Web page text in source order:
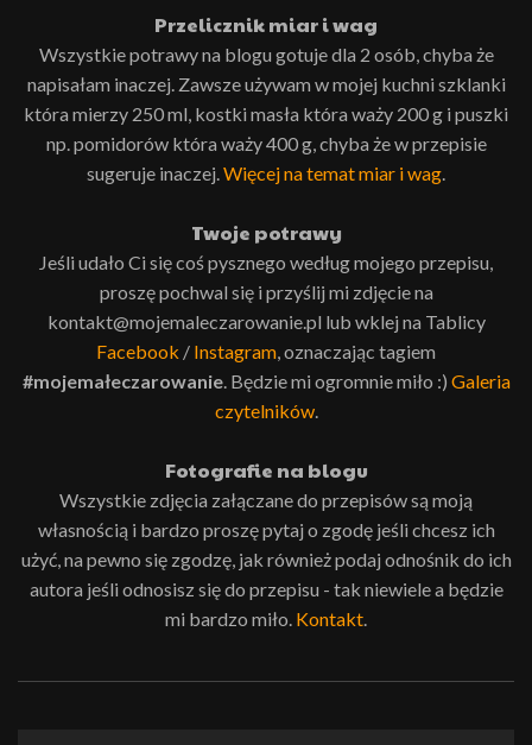
Przelicznik miar i wag
Wszystkie potrawy na blogu gotuje dla 2 osób, chyba że
napisałam inaczej. Zawsze używam w mojej kuchni szklanki
która mierzy 250 ml, kostki masła która waży 200 g i puszki
np. pomidorów która waży 400 g, chyba że w przepisie
sugeruje inaczej. Więcej na temat miar i wag
Twoje potrawy
Jeśli udało Ci się coś pysznego według mojego przepisu,
proszę pochwal się i przyślij mi zdjęcie na
kontakt@mojemaleczarowanie.pl lub wklej na Tablicy
Facebook / Instagram , oznaczając tagiem
#mojemałeczarowanie. Będzie mi ogromnie miło :) Galeria
czytelników.
Fotografie na blogu
Wszystkie zdjęcia załączane do przepisów są moją
własnością i bardzo proszę pytaj o zgodę jeśli chcesz ich
użyć, na pewno się zgodzę, jak również podaj odnośnik do ich
autora jeśli odnosisz się do przepisu - tak niewiele a będzie
mi bardzo miło. Kontakt